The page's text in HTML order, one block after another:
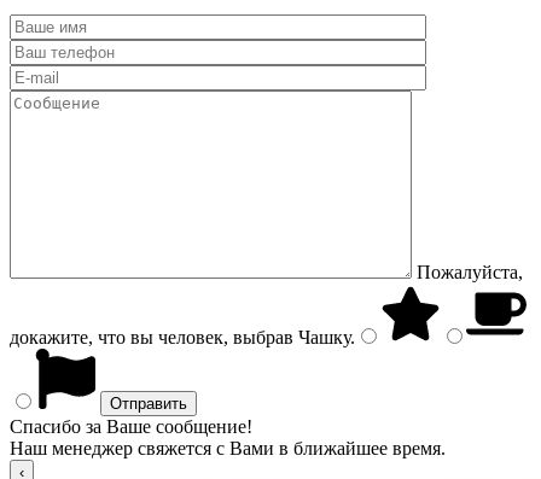
Пожалуйста,
докажите, что вы человек, выбрав Чашку.
Спасибо за Ваше сообщение!
Наш менеджер свяжется с Вами в ближайшее время.